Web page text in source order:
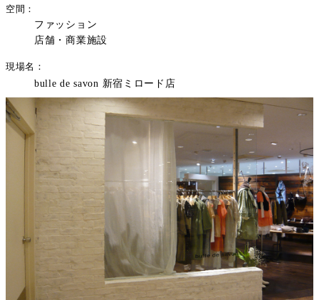
空間
ファッション
店舗・商業施設
現場名
bulle de savon 新宿ミロード店